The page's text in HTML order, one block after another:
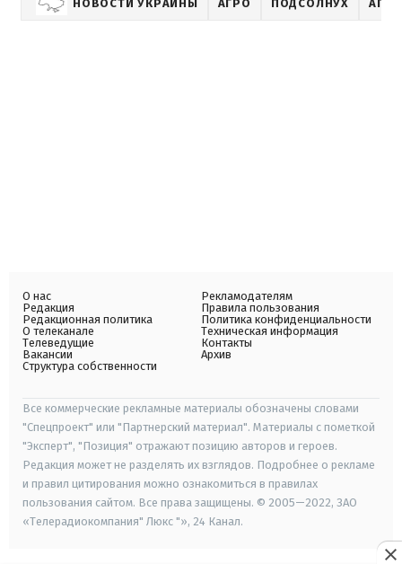
НОВОСТИ УКРАИНЫ АГРО ПОДСОЛНУХ
О нас
Редакция
Редакционная политика
О телеканале
Телеведущие
Вакансии
Структура собственности
Рекламодателям
Правила пользования
Политика конфиденциальности
Техническая информация
Контакты
Архив
Все коммерческие рекламные материалы обозначены словами
"Спецпроект" или "Партнерский материал". Материалы с пометкой
"Эксперт", "Позиция" отражают позицию авторов и героев.
Редакция может не разделять их взглядов. Подробнее о рекламе
и правил цитирования можно ознакомиться в правилах
пользования сайтом. Все права защищены. © 2005—2022, ЗАО
«Телерадиокомпания" Люкс "», 24 Канал.